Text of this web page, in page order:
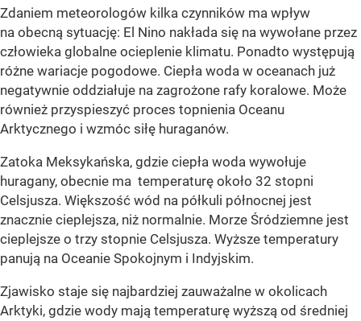
Zdaniem meteorologów kilka czynników ma wpływ
na obecną sytuację: El Nino nakłada się na wywołane przez
człowieka globalne ocieplenie klimatu. Ponadto występują
różne wariacje pogodowe. Ciepła woda w oceanach już
negatywnie oddziałuje na zagrożone rafy koralowe. Może
również przyspieszyć proces topnienia Oceanu
Arktycznego i wzmóc siłę huraganów.
Zatoka Meksykańska, gdzie ciepła woda wywołuje
huragany, obecnie ma temperaturę około 32 stopni
Celsjusza. Większość wód na półkuli północnej jest
znacznie cieplejsza, niż normalnie. Morze Śródziemne jest
cieplejsze o trzy stopnie Celsjusza. Wyższe temperatury
panują na Oceanie Spokojnym i Indyjskim.
Zjawisko staje się najbardziej zauważalne w okolicach
Arktyki, gdzie wody mają temperaturę wyższą od średniej